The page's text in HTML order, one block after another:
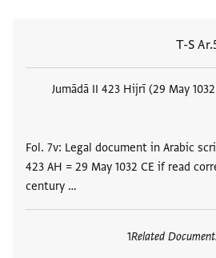
T-S
Fol. 7v: Legal document in Arabic
423 AH = 29 May 1032 CE if read
century …
Related
1